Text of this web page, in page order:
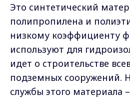
Это синтетический
полипропилена и
низкому коэффициенту
используют для
идет о строительстве
подземных сооружений.
службы этого материала